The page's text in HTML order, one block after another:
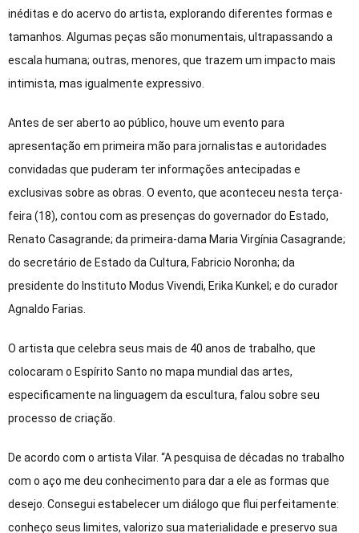
inéditas e do acervo do artista, explorando diferentes formas e
tamanhos. Algumas peças são monumentais, ultrapassando a
escala humana; outras, menores, que trazem um impacto mais
intimista, mas igualmente expressivo.
Antes de ser aberto ao público, houve um evento para
apresentação em primeira mão para jornalistas e autoridades
convidadas que puderam ter informações antecipadas e
exclusivas sobre as obras. O evento, que aconteceu nesta terça-
feira (18), contou com as presenças do governador do Estado,
Renato Casagrande; da primeira-dama Maria Virgínia Casagrande;
do secretário de Estado da Cultura, Fabricio Noronha; da
presidente do Instituto Modus Vivendi, Erika Kunkel; e do curador
Agnaldo Farias.
O artista que celebra seus mais de 40 anos de trabalho, que
colocaram o Espírito Santo no mapa mundial das artes,
especificamente na linguagem da escultura, falou sobre seu
processo de criação.
De acordo com o artista Vilar. “A pesquisa de décadas no trabalho
com o aço me deu conhecimento para dar a ele as formas que
desejo. Consegui estabelecer um diálogo que flui perfeitamente:
conheço seus limites, valorizo sua materialidade e preservo sua